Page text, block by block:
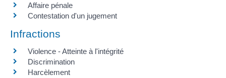
Affaire pénale
Contestation d'un jugement
Infractions
Violence - Atteinte à l'intégrité
Discrimination
Harcèlement